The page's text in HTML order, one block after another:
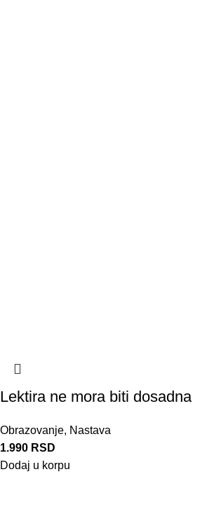
Lektira ne mora biti dosadna
Obrazovanje, Nastava
1.990 RSD
Dodaj u korpu